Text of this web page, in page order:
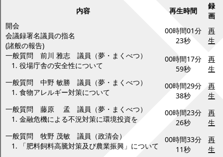
内容
再生時間
録
画
開会
会議録署名議員の指名
(諸般の報告)
00時間01分
23秒
再
生
一般質問 前川 雅志 議員（夢・まくべつ）
役場庁舎の安全性について
00時間17分
59秒
再
生
一般質問 中野 敏勝 議員（夢・まくべつ）
食物アレルギー対策について
00時間29分
38秒
再
生
一般質問 藤原 孟 議員（夢・まくべつ）
金融危機による不況対策に環境投資を
00時間23分
26秒
再
生
一般質問 牧野 茂敏 議員（政清会）
「肥料飼料高騰対策及び農業振興」について
00時間33分
11秒
再
生